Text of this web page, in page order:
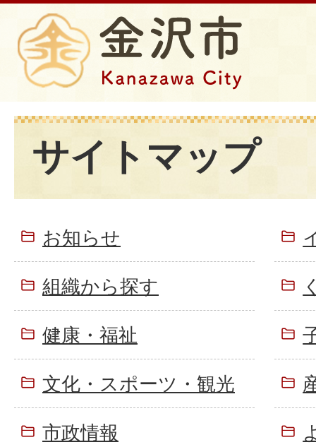
サイトマップ
お知らせ
組織から探す
健康・福祉
文化・スポーツ・観光
市政情報